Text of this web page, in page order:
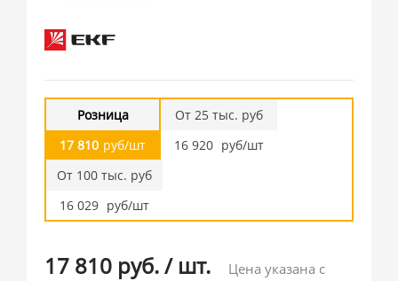
Розница
17 810 руб/шт
От 25 тыс. руб
16 920 руб/шт
От 100 тыс. руб
16 029 руб/шт
17 810 руб./ шт.
Цена указана с